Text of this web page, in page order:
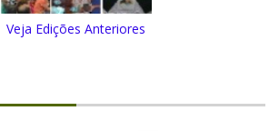
Veja Edições Anteriores